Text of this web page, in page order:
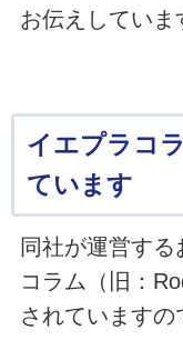
お伝えしていま
イエプラコ
ています
同社が運営す
コラム（旧：
されていますの